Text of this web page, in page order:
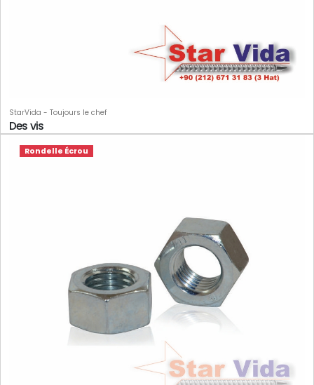
StarVida - Toujours le chef
Des vis
Rondelle Écrou